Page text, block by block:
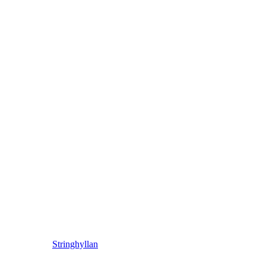
Stringhyllan